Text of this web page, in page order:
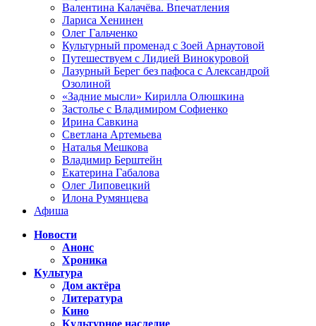
Валентина Калачёва. Впечатления
Лариса Хенинен
Олег Гальченко
Культурный променад с Зоей Арнаутовой
Путешествуем с Лидией Винокуровой
Лазурный Берег без пафоса с Александрой
Озолиной
«Задние мысли» Кирилла Олюшкина
Застолье с Владимиром Софиенко
Ирина Савкина
Светлана Артемьева
Наталья Мешкова
Владимир Берштейн
Екатерина Габалова
Олег Липовецкий
Илона Румянцева
Афиша
Новости
Анонс
Хроника
Культура
Дом актёра
Литература
Кино